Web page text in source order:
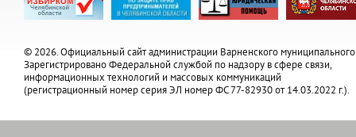
© 2026. Официальный сайт администрации Варненского муниципального
Зарегистрировано Федеральной службой по надзору в сфере связи,
информационных технологий и массовых коммуникаций
(регистрационный номер серия ЭЛ номер ФС 77-82930 от 14.03.2022 г.).